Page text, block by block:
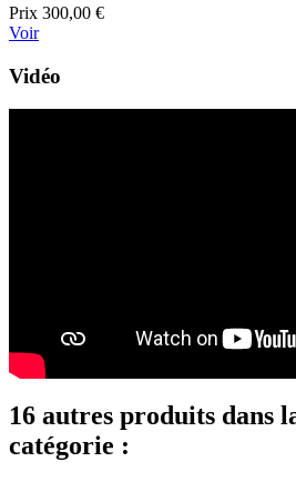
Prix 300,00 €
Voir
Vidéo
16 autres produits dans
catégorie :